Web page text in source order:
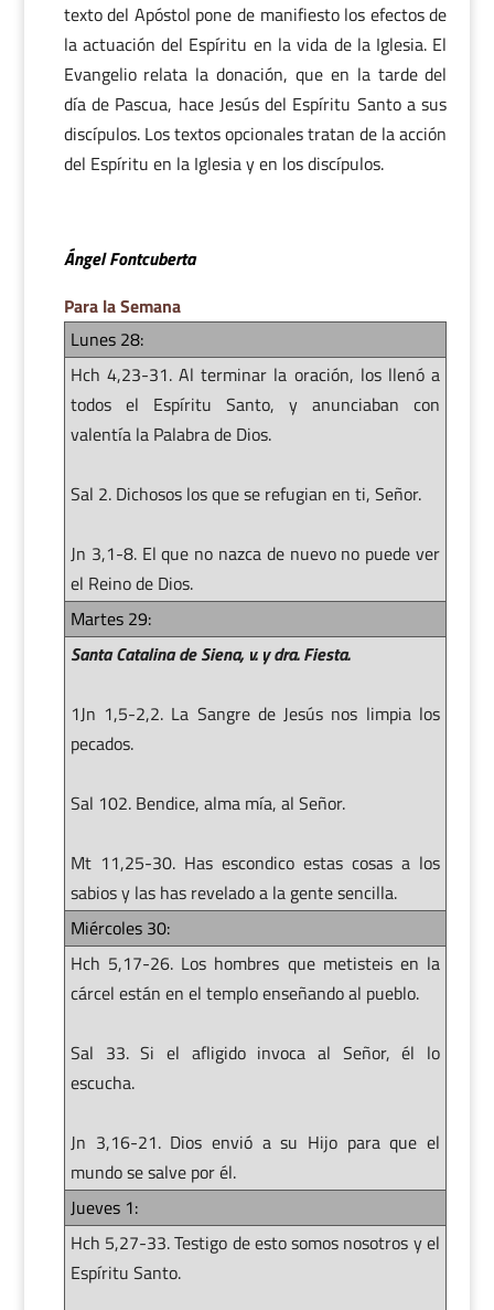
texto del Apóstol pone de manifiesto los efectos de
la actuación del Espíritu en la vida de la Iglesia. El
Evangelio relata la donación, que en la tarde del
día de Pascua, hace Jesús del Espíritu Santo a sus
discípulos. Los textos opcionales tratan de la acción
del Espíritu en la Iglesia y en los discípulos.
Ángel Fontcuberta
Para la Semana
Lunes 28:
Hch 4,23-31. Al terminar la oración, los llenó a
todos el Espíritu Santo, y anunciaban con
valentía la Palabra de Dios.
Sal 2. Dichosos los que se refugian en ti, Señor.
Jn 3,1-8. El que no nazca de nuevo no puede ver
el Reino de Dios.
Martes 29:
Santa Catalina de Siena, v. y dra. Fiesta.
1Jn 1,5-2,2. La Sangre de Jesús nos limpia los
pecados.
Sal 102. Bendice, alma mía, al Señor.
Mt 11,25-30. Has escondico estas cosas a los
sabios y las has revelado a la gente sencilla.
Miércoles 30:
Hch 5,17-26. Los hombres que metisteis en la
cárcel están en el templo enseñando al pueblo.
Sal 33. Si el afligido invoca al Señor, él lo
escucha.
Jn 3,16-21. Dios envió a su Hijo para que el
mundo se salve por él.
Jueves 1:
Hch 5,27-33. Testigo de esto somos nosotros y el
Espíritu Santo.